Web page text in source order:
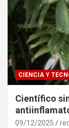
CIENCIA Y
Científico
09/12/2025